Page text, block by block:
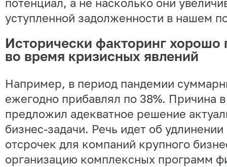
потенциал, а не насколько они
уступленной задолженности в нашем
Исторически факторинг хорошо
во время кризисных явлений
Например, в период пандемии
ежегодно прибавлял по 38%. Причина
предложил адекватное решение
бизнес-задачи. Речь идет об
отсрочек для компаний крупного
организацию комплексных программ